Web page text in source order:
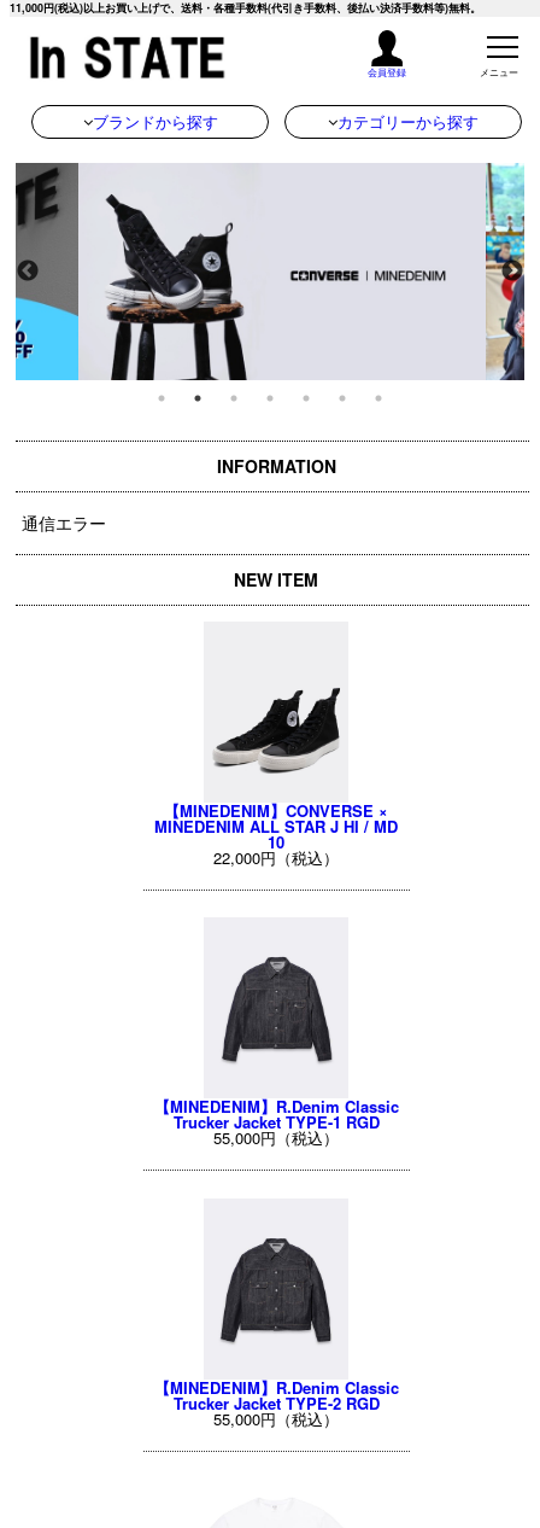
11,000円(税込)以上お買い上げで、送料・各種手数料(代引き手数料、後払い決済手数料等)無料。
メニュー
会員登録
ブランドから探す カテゴリーから探す
INFORMATION
通信エラー
NEW ITEM
【MINEDENIM】CONVERSE ×
MINEDENIM ALL STAR J HI / MD
10
22,000円（税込）
【MINEDENIM】R.Denim Classic
Trucker Jacket TYPE-1 RGD
55,000円（税込）
【MINEDENIM】R.Denim Classic
Trucker Jacket TYPE-2 RGD
55,000円（税込）